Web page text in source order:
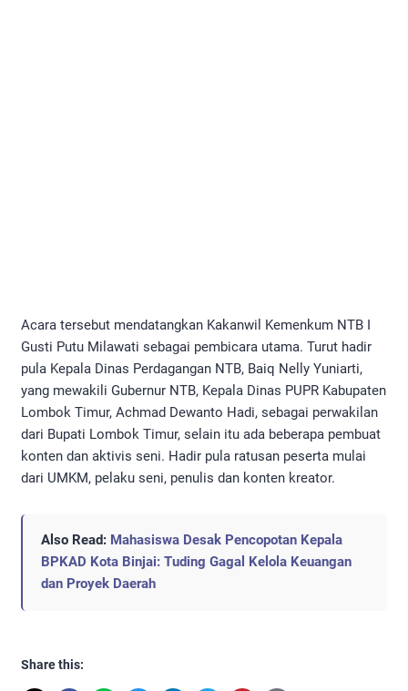
Acara tersebut mendatangkan Kakanwil Kemenkum NTB I
Gusti Putu Milawati sebagai pembicara utama. Turut hadir
pula Kepala Dinas Perdagangan NTB, Baiq Nelly Yuniarti,
yang mewakili Gubernur NTB, Kepala Dinas PUPR Kabupaten
Lombok Timur, Achmad Dewanto Hadi, sebagai perwakilan
dari Bupati Lombok Timur, selain itu ada beberapa pembuat
konten dan aktivis seni. Hadir pula ratusan peserta mulai
dari UMKM, pelaku seni, penulis dan konten kreator.
Also Read: Mahasiswa Desak Pencopotan Kepala
BPKAD Kota Binjai: Tuding Gagal Kelola Keuangan
dan Proyek Daerah
Share this: